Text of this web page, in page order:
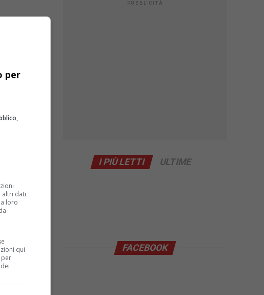
il
e
PUBBLICITÀ
I PIÙ LETTI ULTIME
FACEBOOK
per
altri dati
loro
qui
per